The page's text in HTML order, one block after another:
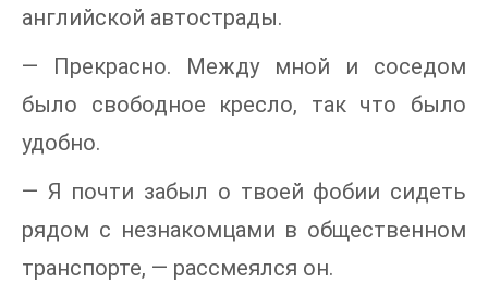
английской автострады.
— Прекрасно. Между мной и соседом
было свободное кресло, так что было
удобно.
— Я почти забыл о твоей фобии сидеть
рядом с незнакомцами в общественном
транспорте, — рассмеялся он.